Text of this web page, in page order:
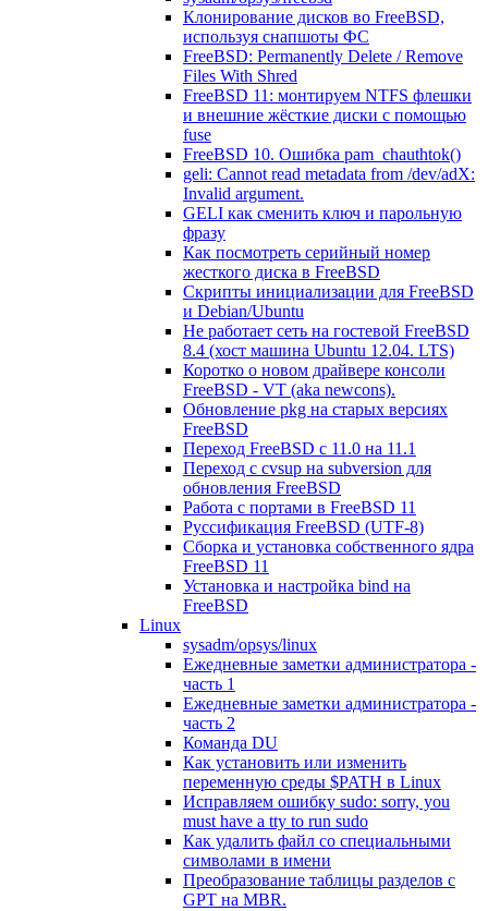
Клонирование дисков во FreeBSD,
используя снапшоты ФС
FreeBSD: Permanently Delete / Remove
Files With Shred
FreeBSD 11: монтируем NTFS флешки
и внешние жёсткие диски с помощью
fuse
FreeBSD 10. Ошибка pam_chauthtok()
geli: Cannot read metadata from /dev/adX:
Invalid argument.
GELI как сменить ключ и парольную
фразу
Как посмотреть серийный номер
жесткого диска в FreeBSD
Скрипты инициализации для FreeBSD
и Debian/Ubuntu
Не работает сеть на гостевой FreeBSD
8.4 (хост машина Ubuntu 12.04. LTS)
Коротко о новом драйвере консоли
FreeBSD - VT (aka newcons).
Обновление pkg на старых версиях
FreeBSD
Переход FreeBSD c 11.0 на 11.1
Переход с cvsup на subversion для
обновления FreeBSD
Работа с портами в FreeBSD 11
Руссификация FreeBSD (UTF-8)
Сборка и установка собственного ядра
FreeBSD 11
Установка и настройка bind на
FreeBSD
Linux
sysadm/opsys/linux
Ежедневные заметки администратора -
часть 1
Ежедневные заметки администратора -
часть 2
Команда DU
Как установить или изменить
переменную среды $PATH в Linux
Исправляем ошибку sudo: sorry, you
must have a tty to run sudo
Как удалить файл со специальными
символами в имени
Преобразование таблицы разделов с
GPT на MBR.